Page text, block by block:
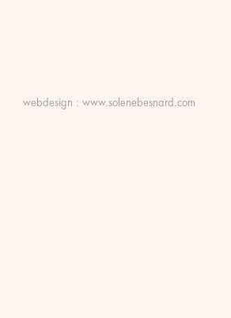
webdesign :www.solenebesnard.com